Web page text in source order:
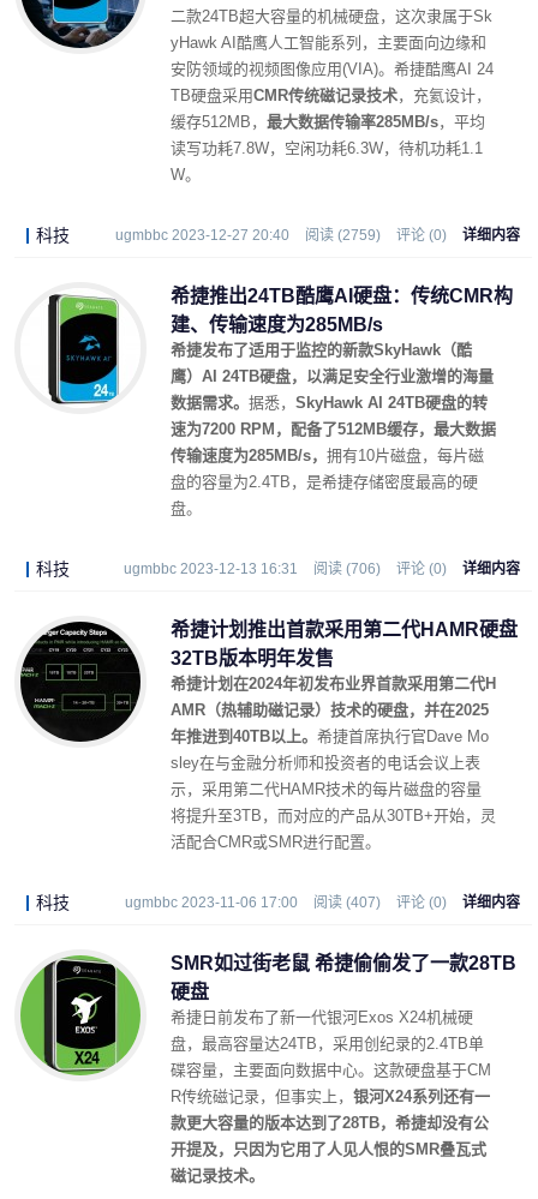
二款24TB超大容量的机械硬盘，这次隶属于Sk
yHawk AI酷鹰人工智能系列，主要面向边缘和
安防领域的视频图像应用(VIA)。希捷酷鹰AI 24
TB硬盘采用CMR传统磁记录技术，充氦设计，
缓存512MB， 最大数据传输率285MB/s，平均
读写功耗7.8W，空闲功耗6.3W，待机功耗1.1
W。
科技 ugmbbc 2023-12-27 20:40 阅读 (2759) 评论 (0) 详细内容
希捷推出24TB酷鹰AI硬盘：传统CMR构
建、传输速度为285MB/s
希捷发布了适用于监控的新款SkyHawk（酷
鹰）AI 24TB硬盘，以满足安全行业激增的海量
数据需求。 据悉， SkyHawk AI 24TB硬盘的转
速为7200 RPM，配备了512MB缓存，最大数据
传输速度为285MB/s， 拥有10片磁盘，每片磁
盘的容量为2.4TB，是希捷存储密度最高的硬
盘。
科技 ugmbbc 2023-12-13 16:31 阅读 (706) 评论 (0) 详细内容
希捷计划推出首款采用第二代HAMR硬盘
32TB版本明年发售
希捷计划在2024年初发布业界首款采用第二代H
AMR（热辅助磁记录）技术的硬盘，并在2025
年推进到40TB以上。 希捷首席执行官Dave Mo
sley在与金融分析师和投资者的电话会议上表
示，采用第二代HAMR技术的每片磁盘的容量
将提升至3TB，而对应的产品从30TB+开始，灵
活配合CMR或SMR进行配置。
科技 ugmbbc 2023-11-06 17:00 阅读 (407) 评论 (0) 详细内容
SMR如过街老鼠 希捷偷偷发了一款28TB
硬盘
希捷日前发布了新一代银河Exos X24机械硬
盘，最高容量达24TB，采用创纪录的2.4TB单
碟容量，主要面向数据中心。这款硬盘基于CM
R传统磁记录，但事实上， 银河X24系列还有一
款更大容量的版本达到了28TB，希捷却没有公
开提及，只因为它用了人见人恨的SMR叠瓦式
磁记录技术。